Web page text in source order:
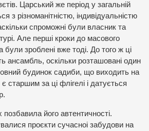
Царський же період у загальній
з різноманітністю, індивідуальністю
спроможні були власник та
Але перші кроки до масового
були зроблені вже тоді. До того ж ці
ансамбль, оскільки розташовані один
будинок садиби, що виходить на
старшим за ці флігелі і датується
позбавила його автентичності.
проєкти сучасноі забудови на